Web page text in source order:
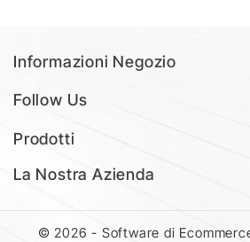
Informazioni Negozio
Follow Us
Prodotti
La Nostra Azienda
© 2026 - Software di